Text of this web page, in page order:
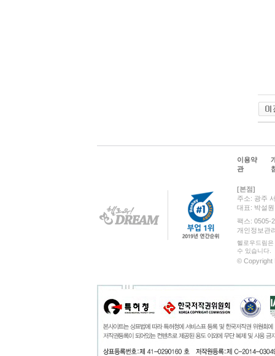
이용약
관
[본점]
주소: 광주
대표: 박설
팩스: 0505-
개인정보관
헬로우드림
수 있습니다.
© Copyright